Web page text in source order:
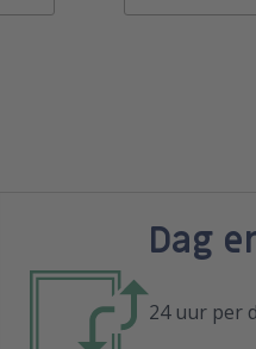
Dag
24 uur per